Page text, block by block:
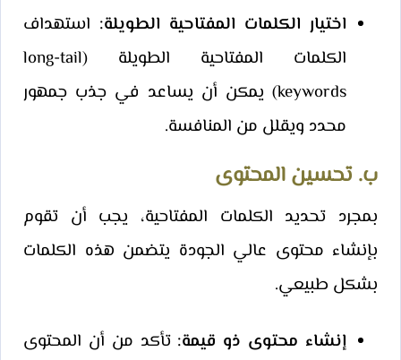
اختيار الكلمات المفتاحية الطويلة: استهداف
الكلمات المفتاحية الطويلة (long-tail
keywords) يمكن أن يساعد في جذب جمهور
محدد ويقلل من المنافسة.
ب. تحسين المحتوى
بمجرد تحديد الكلمات المفتاحية، يجب أن تقوم
بإنشاء محتوى عالي الجودة يتضمن هذه الكلمات
بشكل طبيعي.
إنشاء محتوى ذو قيمة: تأكد من أن المحتوى